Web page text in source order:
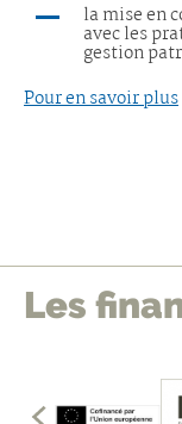
la mise en
avec les
gestion
Pour en savoir plus
Les